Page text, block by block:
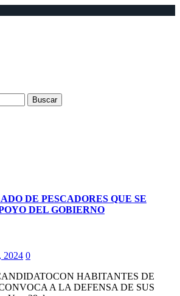
Buscar
DE PESCADORES QUE SE
DEL GOBIERNO
2024 0
HABITANTES DE
A LA DEFENSA DE SUS